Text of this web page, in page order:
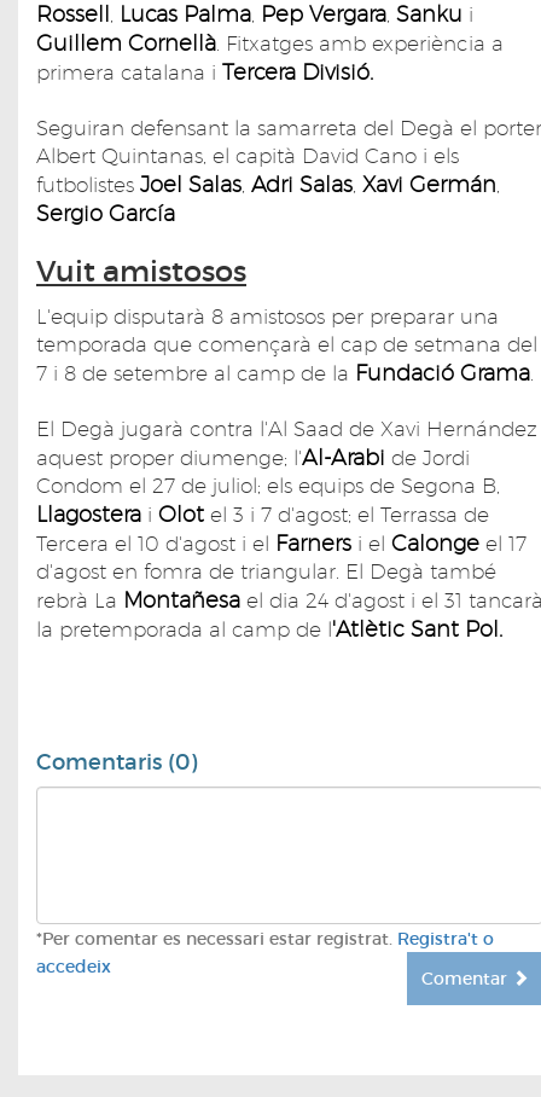
Rossell , Lucas Palma, Pep Vergara, Sanku i
Guillem Cornellà. Fitxatges amb experiència a
primera catalana i Tercera Divisió.
Seguiran defensant la samarreta del Degà el porter
Albert Quintanas, el capità David Cano i els
futbolistes Joel Salas, Adri Salas, Xavi Germán,
Sergio García
Vuit amistosos
L'equip disputarà 8 amistosos per preparar una
temporada que començarà el cap de setmana del
7 i 8 de setembre al camp de la Fundació Grama.
El Degà jugarà contra l'Al Saad de Xavi Hernández
aquest proper diumenge; l'Al-Arabi de Jordi
Condom el 27 de juliol; els equips de Segona B,
Llagostera i Olot el 3 i 7 d'agost; el Terrassa de
Tercera el 10 d'agost i el Farners i el Calonge el 17
d'agost en fomra de triangular. El Degà també
rebrà La Montañesa el dia 24 d'agost i el 31
la pretemporada al camp de l'Atlètic Sant Pol.
Comentaris (0)
*Per comentar es necessari estar registrat. Registra't o
accedeix
Comentar